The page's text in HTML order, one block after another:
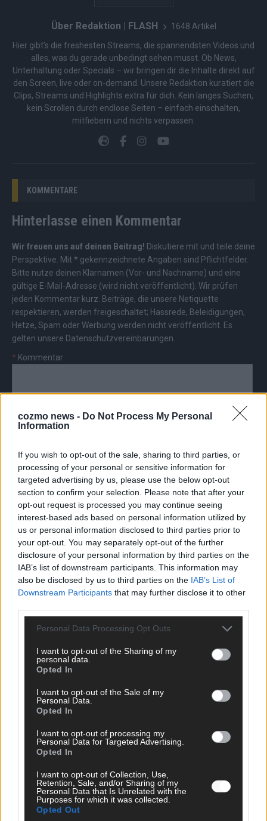
cozmo news - Do Not Process My Personal
Information
If you wish to opt-out of the sale, sharing to third parties, or
processing of your personal or sensitive information for
targeted advertising by us, please use the below opt-out
section to confirm your selection. Please note that after your
opt-out request is processed you may continue seeing
interest-based ads based on personal information utilized by
us or personal information disclosed to third parties prior to
your opt-out. You may separately opt-out of the further
disclosure of your personal information by third parties on the
IAB’s list of downstream participants. This information may
also be disclosed by us to third parties on the IAB’s List of
Downstream Participants that may further disclose it to other
Personal Data Processing Opt Outs
I want to opt-out of the Sharing of my
personal data.
Opted In
I want to opt-out of the Sale of my
Personal Data.
Opted In
I want to opt-out of processing my
Personal Data for Targeted Advertising.
Opted In
I want to opt-out of Collection, Use,
Retention, Sale, and/or Sharing of my
Personal Data that Is Unrelated with the
Purposes for which it was collected.
Opted Out
Über Redaktion | FLASH 1648 Artikel
Hier gibt’s die freshesten Streams, die spannendsten Videos und
alles, was du gerade unbedingt sehen musst. Ob News,
Unterhaltung oder Specials – wir bringen dir die Inhalte direkt auf
den Screen, live oder on-demand. Unsere Redaktion kuratiert die
Clips, Streams und Highlights extra für dich. Kein langes Suchen,
kein Scrollen durch endlose Seiten – einfach einschalten,
mitfiebern und nichts verpassen.
KOMMENTARE
Hinterlasse einen Kommentar
Wir freuen uns auf deinen Beitrag! Diskutiere mit und teile deine
Perspektive. Mit * gekennzeichnete Angaben sind Pflichtfelder.
Bitte nutze deinen Klarnamen (Vor- und Nachname) und eine
gültige E-Mail-Adresse (wird nicht veröffentlicht). Wir prüfen
jeden Kommentar kurz. Beiträge, die unsere Netiquette
respektieren, werden freigeschaltet; Hassrede, Beleidigungen,
Hetze, Spam oder Werbung werden nicht veröffentlicht. Es
gelten unsere Datenschutzvereinbarungen.
* Kommentar
E-Mail
AD
FOLGE UNS BEI FACEBOOK